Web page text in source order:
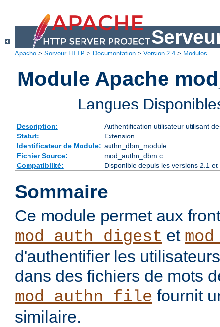
Apache > Serveur HTTP > Documentation > Version 2.4 > Modules
Module Apache
Langues
Description:
Authentification utilisateur utilisant
Statut:
Extension
Identificateur de Module: authn_dbm_module
Fichier Source:
mod_authn_dbm.c
Compatibilité:
Disponible depuis les versions 2.1
Sommaire
Ce module permet aux
mod_auth_digest et
d'authentifier les
dans des fichiers de mots
mod_authn_file fournit
similaire.